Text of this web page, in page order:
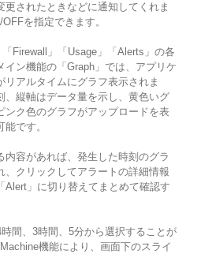
更されたときなどに通知してくれま
を指定できます。
Firewall」「Usage」「Alerts」の各
イン機能の「Graph」では、アプリケ
リアルタイムにグラフ表示されま
、縦軸はデータ量を示し、黄色いグ
ンク色のグラフがアップロードを表
です。
内容があれば、発生した時刻のグラ
、クリックしてアラートの詳細情報
Alert」に切り替えてまとめて確認す
間、3時間、5分から選択することが
機能により、画面下のスライ